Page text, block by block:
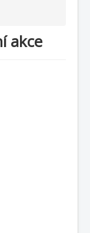
akce